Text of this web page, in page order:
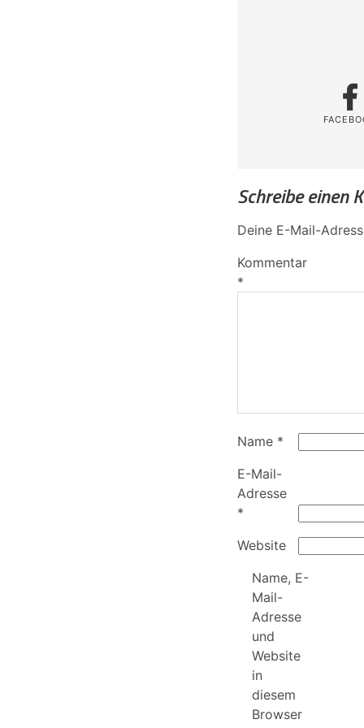
Schreibe einen
Deine E-Mail-
Kommentar
*
Name *
E-Mail-
Adresse
*
Website
Name, E-
Mail-
Adresse
und
Website
in
diesem
Browser